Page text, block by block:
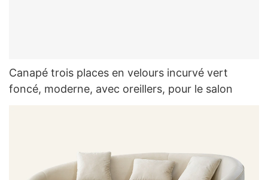
Canapé trois places en velours incurvé vert
foncé, moderne, avec oreillers, pour le salon